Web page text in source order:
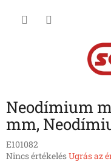
Neodímium
mm,
E101082
A
Nincs értékelésUgrás az